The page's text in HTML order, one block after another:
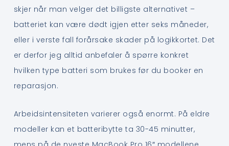
skjer når man velger det billigste alternativet –
batteriet kan være dødt igjen etter seks måneder,
eller i verste fall forårsake skader på logikkortet. Det
er derfor jeg alltid anbefaler å spørre konkret
hvilken type batteri som brukes før du booker en
reparasjon.
Arbeidsintensiteten varierer også enormt. På eldre
modeller kan et batteribytte ta 30-45 minutter,